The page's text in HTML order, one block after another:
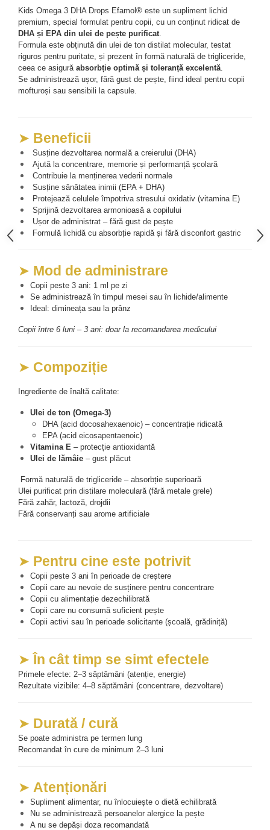
Mary & May
COSRX
BIODANCE
OOTD
Cettua
Haruharu Wonder
Dr. Althea
DELLA BORN
Seleniu
Seminte de in
Silimarina
Spirulina
Ulei de cocos
Vitamina A
Vitamina B
Vitamina C
Vitamina D
Vitamina E
Vitamina K
Cătină
Chlorella
Electroliti
Cacao
Kids Omega 3 DHA Drops Efamol® este un supliment lichid
DHA și EPA din ulei de pește purificat.
Formula este obținută din ulei de ton distilat molecular, testat
riguros pentru puritate, și prezent în formă naturală de trigliceride,
ceea ce asigură absorbție optimă și toleranță excelentă.
Se administrează ușor, fără gust de pește, fiind ideal pentru copii
mofturoși sau sensibili la capsule.
➤ Beneficii
Susține dezvoltarea normală a creierului (DHA)
Ajută la concentrare, memorie și performanță școlară
Contribuie la menținerea vederii normale
Susține sănătatea inimii (EPA + DHA)
Protejează celulele împotriva stresului oxidativ (vitamina E)
Sprijină dezvoltarea armonioasă a copilului
Ușor de administrat – fără gust de pește
Formulă lichidă cu absorbție rapidă și fără disconfort gastric
➤ Mod de administrare
Copii peste 3 ani: 1 ml pe zi
Se administrează în timpul mesei sau în lichide/alimente
Ideal: dimineața sau la prânz
Copii între 6 luni – 3 ani: doar la recomandarea medicului
➤ Compoziție
Ingrediente de înaltă calitate:
Ulei de ton (Omega-3)
DHA (acid docosahexaenoic) – concentrație ridicată
EPA (acid eicosapentaenoic)
Vitamina E – protecție antioxidantă
Ulei de lămâie – gust plăcut
Formă naturală de trigliceride – absorbție superioară
Ulei purificat prin distilare moleculară (fără metale grele)
Fără zahăr, lactoză, drojdii
Fără conservanți sau arome artificiale
➤ Pentru cine este potrivit
Copii peste 3 ani în perioade de creștere
Copii care au nevoie de susținere pentru concentrare
Copii cu alimentație dezechilibrată
Copii care nu consumă suficient pește
Copii activi sau în perioade solicitante (școală, grădiniță)
➤ În cât timp se simt efectele
Primele efecte: 2–3 săptămâni (atenție, energie)
Rezultate vizibile: 4–8 săptămâni (concentrare, dezvoltare)
➤ Durată / cură
Se poate administra pe termen lung
Recomandat în cure de minimum 2–3 luni
➤ Atenționări
Supliment alimentar, nu înlocuiește o dietă echilibrată
Nu se administrează persoanelor alergice la pește
A nu se depăși doza recomandată